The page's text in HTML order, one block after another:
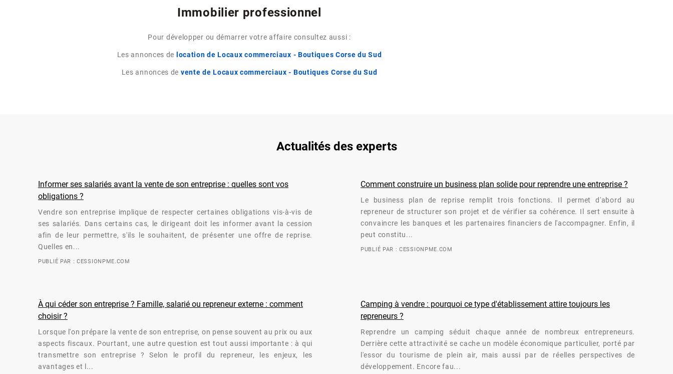
Immobilier professionnel
Pour développer ou démarrer votre affaire consultez aussi :
Les annonces de location de Locaux commerciaux - Boutiques Corse du Sud
Les annonces de vente de Locaux commerciaux - Boutiques Corse du Sud
Actualités des experts
Informer ses salariés avant la vente de son entreprise : quelles sont vos
obligations ?
Vendre son entreprise implique de respecter certaines obligations vis-à-vis de
ses salariés. Dans certains cas, le dirigeant doit les informer avant la cession
afin de leur permettre, s'ils le souhaitent, de présenter une offre de reprise.
Quelles en...
PUBLIÉ PAR : CESSIONPME.COM
Comment construire un business plan solide pour reprendre une entreprise ?
Le business plan de reprise remplit trois fonctions. Il permet d'abord au
repreneur de structurer son projet et de vérifier sa cohérence. Il sert ensuite à
convaincre les banques et les partenaires financiers de l'accompagner. Enfin, il
peut constitu...
PUBLIÉ PAR : CESSIONPME.COM
À qui céder son entreprise ? Famille, salarié ou repreneur externe : comment
choisir ?
Lorsque l'on prépare la vente de son entreprise, on pense souvent au prix ou aux
aspects fiscaux. Pourtant, une autre question est tout aussi importante : à qui
transmettre son entreprise ? Selon le profil du repreneur, les enjeux, les
avantages et l...
Camping à vendre : pourquoi ce type d'établissement attire toujours les
repreneurs ?
Reprendre un camping séduit chaque année de nombreux entrepreneurs.
Derrière cette attractivité se cache un modèle économique particulier, porté par
l'essor du tourisme de plein air, mais aussi par de réelles perspectives de
développement. Encore fau...